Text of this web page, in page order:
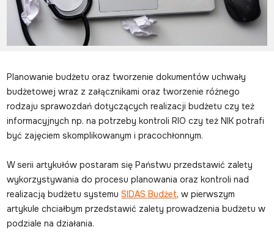
Planowanie budżetu oraz tworzenie dokumentów uchwały
budżetowej wraz z załącznikami oraz tworzenie różnego
rodzaju sprawozdań dotyczących realizacji budżetu czy też
informacyjnych np. na potrzeby kontroli RIO czy też NIK potrafi
być zajęciem skomplikowanym i pracochłonnym.
W serii artykułów postaram się Państwu przedstawić zalety
wykorzystywania do procesu planowania oraz kontroli nad
realizacją budżetu systemuSIDAS Budżet, w pierwszym
artykule chciałbym przedstawić zalety prowadzenia budżetu w
podziale na działania.